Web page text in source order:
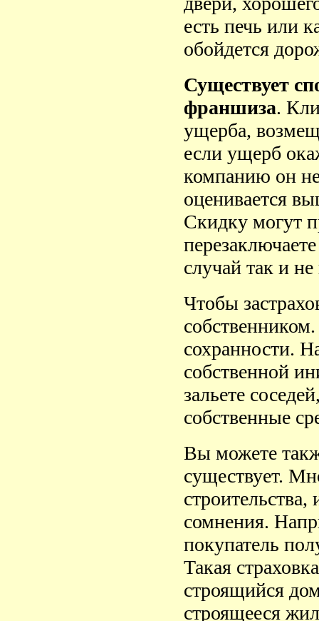
есть печь или
обойдется
Существует
франшиза.
ущерба,
если ущерб
компанию он
оценивается
Скидку могут
случай так и
Чтобы
сохранности.
собственной
зальете
собственные
Вы можете
существует.
сомнения.
покупатель
Такая
строящийся
строящееся